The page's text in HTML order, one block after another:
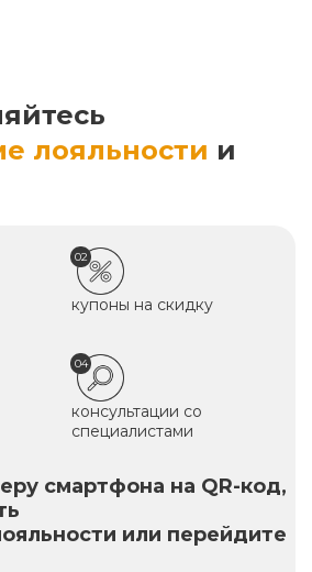
лояльности и
02
купоны на скидку
04
консультации со
специалистами
смартфона на QR-код,
или перейдите